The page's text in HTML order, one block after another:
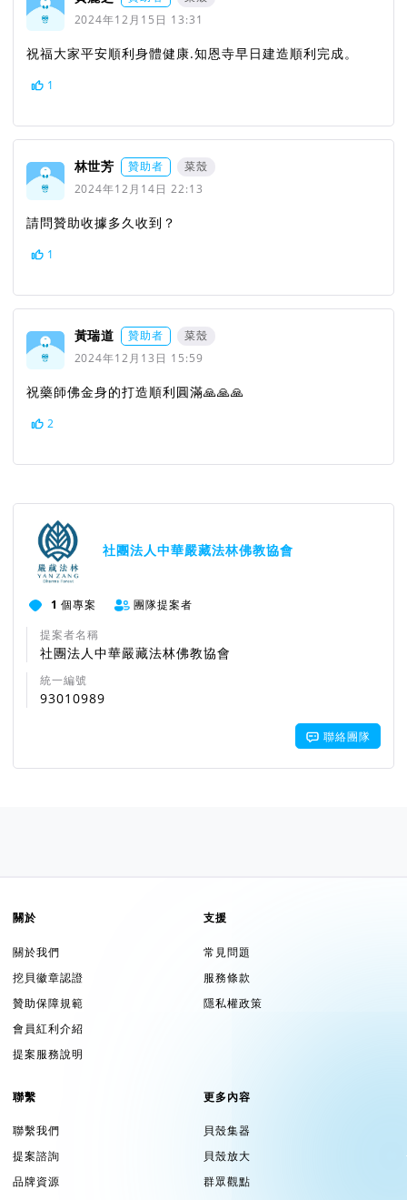
2024年12月15日 13:31
祝福大家平安順利身體健康.知恩寺早日建造順利完成。
1
林世芳 贊助者
菜殼
2024年12月14日 22:13
請問贊助收據多久收到？
1
黃瑞道 贊助者
菜殼
2024年12月13日 15:59
祝藥師佛金身的打造順利圓滿🙏🙏🙏
2
社團法人中華嚴藏法林佛教協會
1 個專案
團隊提案者
提案者名稱
社團法人中華嚴藏法林佛教協會
統一編號
93010989
聯絡團隊
關於
關於我們
挖貝徽章認證
贊助保障規範
會員紅利介紹
提案服務說明
支援
常見問題
服務條款
隱私權政策
聯繫
聯繫我們
提案諮詢
品牌資源
更多內容
貝殼集器
貝殼放大
群眾觀點